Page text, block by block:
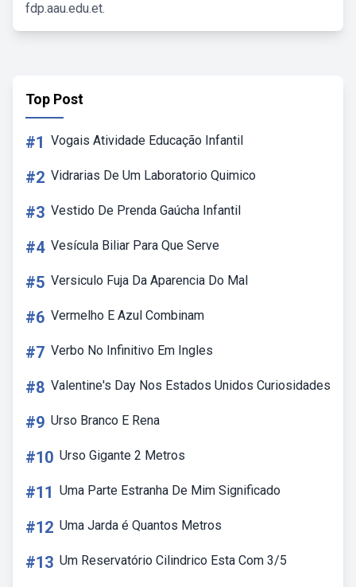
fdp.aau.edu.et.
Top Post
#1 Vogais Atividade Educação Infantil
#2 Vidrarias De Um Laboratorio Quimico
#3 Vestido De Prenda Gaúcha Infantil
#4 Vesícula Biliar Para Que Serve
#5 Versiculo Fuja Da Aparencia Do Mal
#6 Vermelho E Azul Combinam
#7 Verbo No Infinitivo Em Ingles
#8 Valentine's Day Nos Estados Unidos Curiosidades
#9 Urso Branco E Rena
#10 Urso Gigante 2 Metros
#11 Uma Parte Estranha De Mim Significado
#12 Uma Jarda é Quantos Metros
#13 Um Reservatório Cilindrico Esta Com 3/5